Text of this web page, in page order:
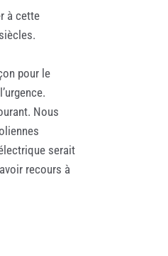
à cette
pour le
Nous
serait
recours à